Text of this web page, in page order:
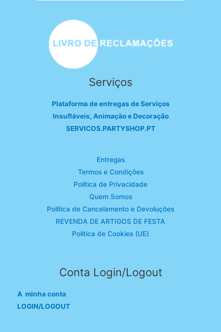
Serviços
Plataforma de entregas de Serviços
Insufláveis, Animação e Decoração
SERVICOS.PARTYSHOP.PT
Entregas
Termos e Condições
Política de Privacidade
Quem Somos
Política de Cancelamento e Devoluções
REVENDA DE ARTIGOS DE FESTA
Política de Cookies (UE)
Conta Login/Logout
A minha conta
LOGIN/LOGOUT